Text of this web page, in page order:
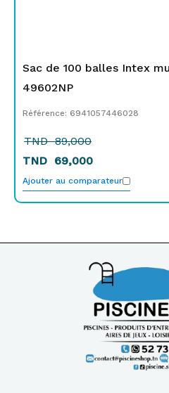
Sac de 100 balles Intex
49602NP
Référence: 6941057446028
TND89,000
TND 69,000
Ajouter au comparateur